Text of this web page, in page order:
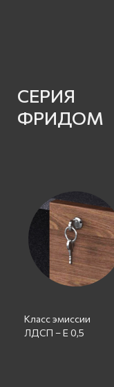
СЕРИЯ
ФРИДОМ
Класс эмиссии
ЛДСП – Е 0,5